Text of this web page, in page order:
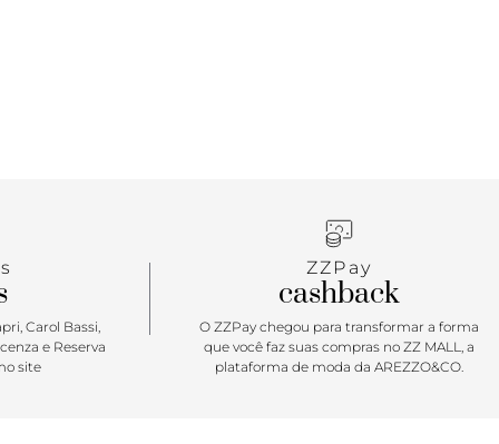
Carol Bassi,
e Reserva
site
ZZPay
cashback
O ZZPay chegou para transformar a forma
que você faz suas compras no ZZ MALL, a
plataforma de moda da AREZZO&CO.